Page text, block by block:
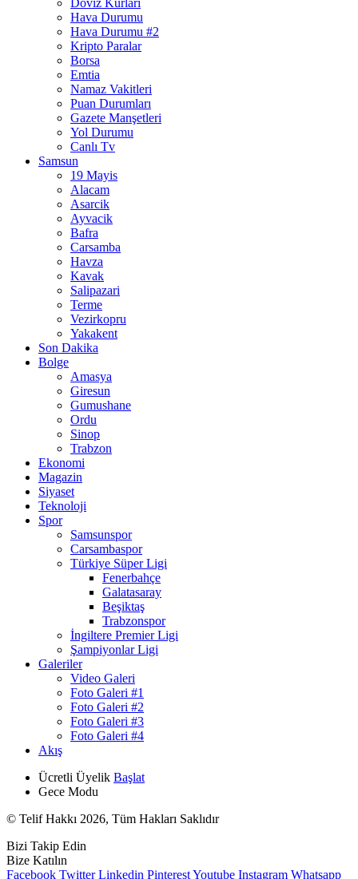
Hava Durumu
Hava Durumu #2
Kripto Paralar
Borsa
Emtia
Namaz Vakitleri
Puan Durumları
Gazete Manşetleri
Yol Durumu
Canlı Tv
Samsun
19 Mayis
Alacam
Asarcik
Ayvacik
Bafra
Carsamba
Havza
Kavak
Salipazari
Terme
Vezirkopru
Yakakent
Son Dakika
Bolge
Amasya
Giresun
Gumushane
Ordu
Sinop
Trabzon
Ekonomi
Magazin
Siyaset
Teknoloji
Spor
Samsunspor
Carsambaspor
Türkiye Süper Ligi
Fenerbahçe
Galatasaray
Beşiktaş
Trabzonspor
İngiltere Premier Ligi
Şampiyonlar Ligi
Galeriler
Video Galeri
Foto Galeri #1
Foto Galeri #2
Foto Galeri #3
Foto Galeri #4
Akış
Ücretli Üyelik Başlat
Gece Modu
© Telif Hakkı 2026, Tüm Hakları Saklıdır
Bizi Takip Edin
Bize Katılın
Facebook Twitter Linkedin PinterestYoutube Instagram Whatsapp